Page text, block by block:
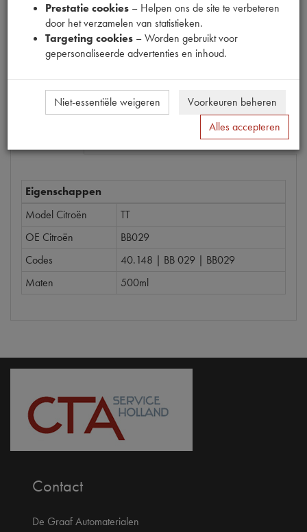
28,36 (€ 23,44excl. btw)
Eigenschappen
Model Citroën
TT
OE Citroën
BB029
Codes
40.148 | BB 029 | BB029
Maten
500ml
Contact
De Graaf Automaterialen
Prestatie cookies – Helpen ons de site te verbeteren
door het verzamelen van statistieken.
Targeting cookies – Worden gebruikt voor
gepersonaliseerde advertenties en inhoud.
Niet-essentiële weigeren
Voorkeuren beheren
Alles accepteren